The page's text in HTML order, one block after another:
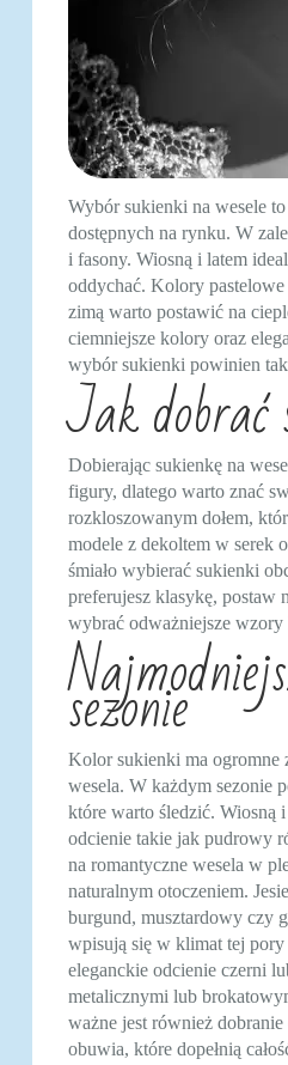
Wybór sukienki na wesele
dostępnych na rynku. W
i fasony. Wiosną i latem
oddychać. Kolory
zimą warto postawić na
ciemniejsze kolory oraz
wybór sukienki powinien
Jak
Dobierając sukienkę na
figury, dlatego warto znać
rozkloszowanym dołem,
modele z dekoltem w serek
śmiało wybierać sukienki
preferujesz klasykę, postaw
wybrać odważniejsze
sezonie
Kolor sukienki ma ogromne
wesela. W każdym sezonie
które warto śledzić. Wiosną
odcienie takie jak pudrowy
na romantyczne wesela w
naturalnym otoczeniem.
burgund, musztardowy czy
wpisują się w klimat tej
eleganckie odcienie czerni
metalicznymi lub
ważne jest również
obuwia, które dopełnią